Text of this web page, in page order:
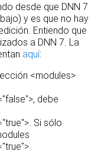
desde que DNN 7
y es que no hay
Entiendo que
a DNN 7. La
aquí:
<modules>
debe
Si sólo